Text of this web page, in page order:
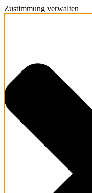
Zustimmung verwalten